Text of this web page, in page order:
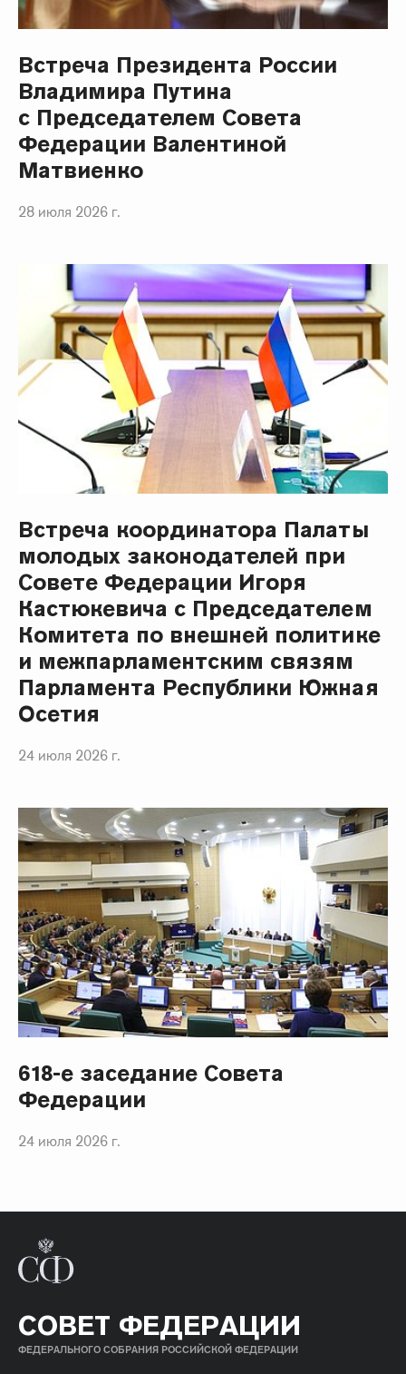
Встреча Президента России
Владимира Путина
с Председателем Совета
Федерации Валентиной
Матвиенко
28 июля 2026 г.
Встреча координатора Палаты
молодых законодателей при
Совете Федерации Игоря
Кастюкевича с Председателем
Комитета по внешней политике
и межпарламентским связям
Парламента Республики Южная
Осетия
24 июля 2026 г.
618-е заседание Совета
Федерации
24 июля 2026 г.
СОВЕТ ФЕДЕРАЦИИ
ФЕДЕРАЛЬНОГО СОБРАНИЯ РОССИЙСКОЙ ФЕДЕРАЦИИ